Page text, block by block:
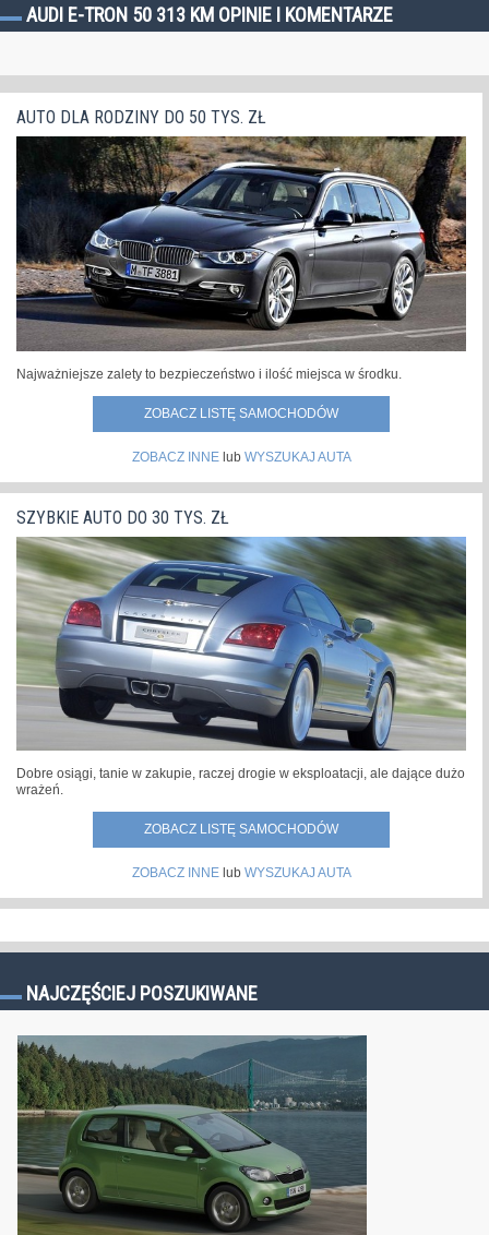
AUDI E-TRON 50 313 KM OPINIE I KOMENTARZE
AUTO DLA RODZINY DO 50 TYS. ZŁ
Najważniejsze zalety to bezpieczeństwo i ilość miejsca w środku.
ZOBACZ LISTĘ SAMOCHODÓW
ZOBACZ INNElub WYSZUKAJ AUTA
SZYBKIE AUTO DO 30 TYS. ZŁ
Dobre osiągi, tanie w zakupie, raczej drogie w eksploatacji, ale dające dużo
wrażeń.
ZOBACZ LISTĘ SAMOCHODÓW
ZOBACZ INNElub WYSZUKAJ AUTA
NAJCZĘŚCIEJ POSZUKIWANE